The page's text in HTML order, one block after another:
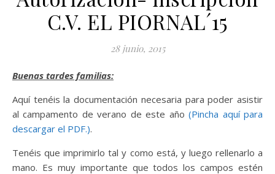
C.V. EL PIORNAL´15
28 junio, 2015
Buenas tardes familias:
Aquí tenéis la documentación necesaria para poder asistir
al campamento de verano de este año(Pincha aquí para
descargar el PDF.).
Tenéis que imprimirlo tal y como está, y luego rellenarlo a
mano. Es muy importante que todos los campos estén